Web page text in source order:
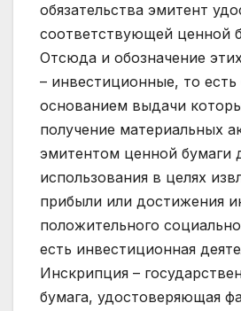
обязательства эмитент
соответствующей ценной
Отсюда и обозначение
– инвестиционные, то есть
основанием выдачи
получение материальных
эмитентом ценной бумаги
использования в целях
прибыли или достижения
положительного
есть инвестиционная
Инскрипция –
бумага, удостоверяющая